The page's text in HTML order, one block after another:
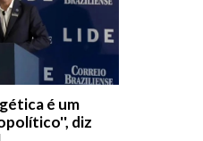
é um
diz